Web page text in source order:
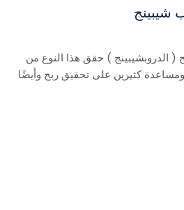
( الدروبشيبينج ) حقق هذا النوع من
ومساعدة كثيرين على تحقيق ربح وأيضًا